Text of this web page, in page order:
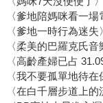
〈爹地陪媽咪看一
〈爹地一時行為迷
〈柔美的巴羅克氏
〈高齡產婦已占
〈我不要孤單地待
〈在白千層步道上